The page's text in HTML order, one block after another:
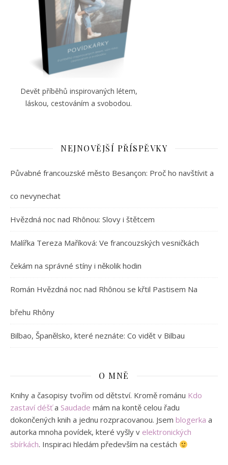
Devět příběhů inspirovaných létem,
láskou, cestováním a svobodou.
NEJNOVĚJŠÍ PŘÍSPĚVKY
Půvabné francouzské město Besançon: Proč ho navštívit a
co nevynechat
Hvězdná noc nad Rhônou: Slovy i štětcem
Malířka Tereza Maříková: Ve francouzských vesničkách
čekám na správné stíny i několik hodin
Román Hvězdná noc nad Rhônou se křtil Pastisem Na
břehu Rhôny
Bilbao, Španělsko, které neznáte: Co vidět v Bilbau
O MNĚ
Knihy a časopisy tvořím od dětství. Kromě románu Kdo
zastaví déšťa Saudade mám na kontě celou řadu
dokončených knih a jednu rozpracovanou. Jsem blogerka a
autorka mnoha povídek, které vyšly v elektronických
sbírkách. Inspiraci hledám především na cestách